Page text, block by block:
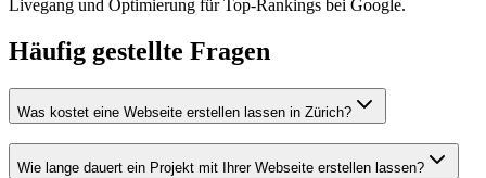
Livegang und Optimierung für Top-Rankings bei Google.
Häufig gestellte Fragen
Was kostet eine Webseite erstellen lassen in Zürich?
Wie lange dauert ein Projekt mit Ihrer Webseite erstellen lassen?